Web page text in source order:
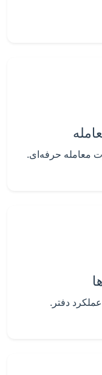
معامله حرفه‌ای.
عملکرد دفتر.